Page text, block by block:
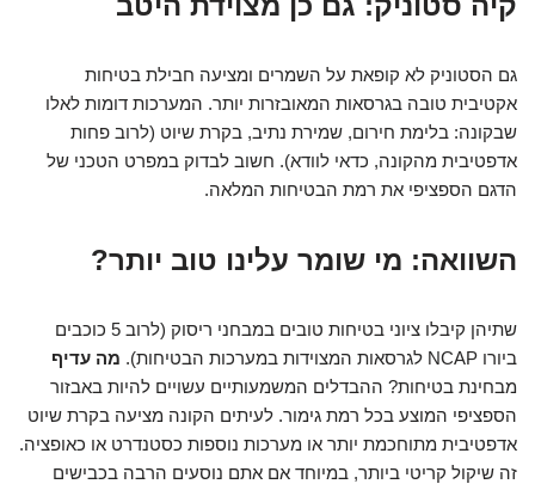
גם הסטוניק לא קופאת על השמרים ומציעה חבילת בטיחות
אקטיבית טובה בגרסאות המאובזרות יותר. המערכות דומות לאלו
שבקונה: בלימת חירום, שמירת נתיב, בקרת שיוט (לרוב פחות
אדפטיבית מהקונה, כדאי לוודא). חשוב לבדוק במפרט הטכני של
הדגם הספציפי את רמת הבטיחות המלאה.
השוואה: מי שומר עלינו טוב יותר?
שתיהן קיבלו ציוני בטיחות טובים במבחני ריסוק (לרוב 5 כוכבים
ביורו NCAP לגרסאות המצוידות במערכות הבטיחות).
מה עדיף
מבחינת בטיחות? ההבדלים המשמעותיים עשויים להיות באבזור
הספציפי המוצע בכל רמת גימור. לעיתים הקונה מציעה בקרת שיוט
אדפטיבית מתוחכמת יותר או מערכות נוספות כסטנדרט או כאופציה.
זה שיקול קריטי ביותר, במיוחד אם אתם נוסעים הרבה בכבישים